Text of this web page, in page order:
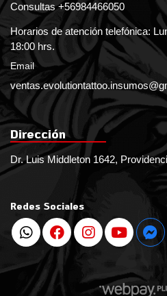
Consultas +56984466050
Horarios de atención telefónica:
18:00 hrs.
Email
Dirección
Dr. Luis Middleton 1642,
Redes Sociales